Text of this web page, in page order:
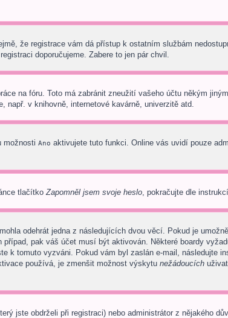
že registrace vám dá přístup k ostatním službám
doporučujeme. Zabere to jen pár chvil.
na fóru. Toto má zabránit zneužití vašeho účtu někým
např. v knihovně, internetové kavárně, univerzitě atd.
možnosti Ano aktivujete tuto funkci. Online vás uvidí pouze
tlačítkoZapomněl jsem svoje heslo, pokračujte dle
odehrát jedna z následujících dvou věcí. Pokud je
pak váš účet musí být aktivován. Některé boardy
tomuto vyzváni. Pokud vám byl zaslán e-mail, následujte
používá, je zmenšit možnost výskytu nežádoucích
jste obdrželi při registraci) nebo administrátor z nějakého